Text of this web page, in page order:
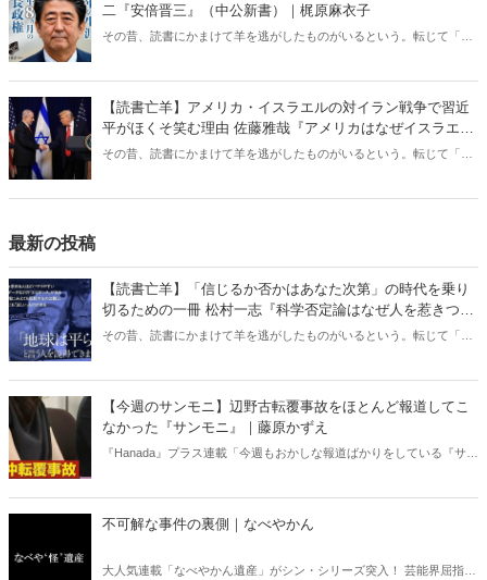
二『安倍晋三』（中公新書）｜梶原麻衣子
その昔、読書にかまけて羊を逃がしたものがいるという。転じて「読
ある。元月刊『Hanada』編集部員のライター・梶原がお送りする時事
書評！
【読書亡羊】アメリカ・イスラエルの対イラン戦争で習近
平がほくそ笑む理由 佐藤雅哉『アメリカはなぜイスラエル
を支援するのか』（名古屋大学出版会）｜梶原麻衣子
その昔、読書にかまけて羊を逃がしたものがいるという。転じて「読
最新の投稿
【読書亡羊】「信じるか否かはあなた次第」の時代を乗り
切るための一冊 松村一志『科学否定論はなぜ人を惹きつけ
るのか』（ちくま新書）｜梶原麻衣子
その昔、読書にかまけて羊を逃がしたものがいるという。転じて「読
ある。元月刊『Hanada』編集部員のライター・梶原がお送りする時事
書評！
【今週のサンモニ】辺野古転覆事故をほとんど報道してこ
なかった『サンモニ』｜藤原かずえ
『Hanada』プラス連載「今週もおかしな報道ばかりをしている『サン
不可解な事件の裏側｜なべやかん
大人気連載「なべやかん遺産」がシン・シリーズ突入！ 芸能界屈指の